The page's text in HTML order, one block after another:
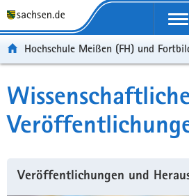
Portalübergreifende
Hochschule Meißen (FH) und
Veröffentlichungen und